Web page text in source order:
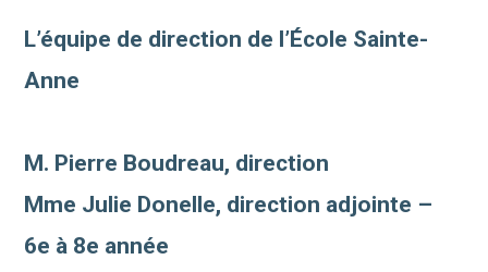
L’équipe de direction de l’École Sainte-
Anne
M. Pierre Boudreau, direction
Mme Julie Donelle, direction adjointe –
6e à 8e année